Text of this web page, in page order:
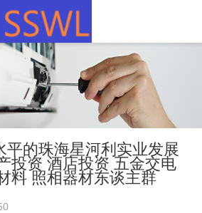
平的珠海星河利实业发展
投资 酒店投资 五金交电
料 照相器材东谈主群